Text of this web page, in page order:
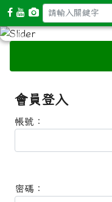
會員登入
帳號：
密碼：